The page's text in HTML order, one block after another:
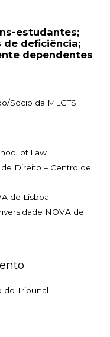
estudantes;
de deficiência;
dependentes
Sócio da MLGTS
of Law
de Direito – Centro de
de Lisboa
NOVA de
do Tribunal